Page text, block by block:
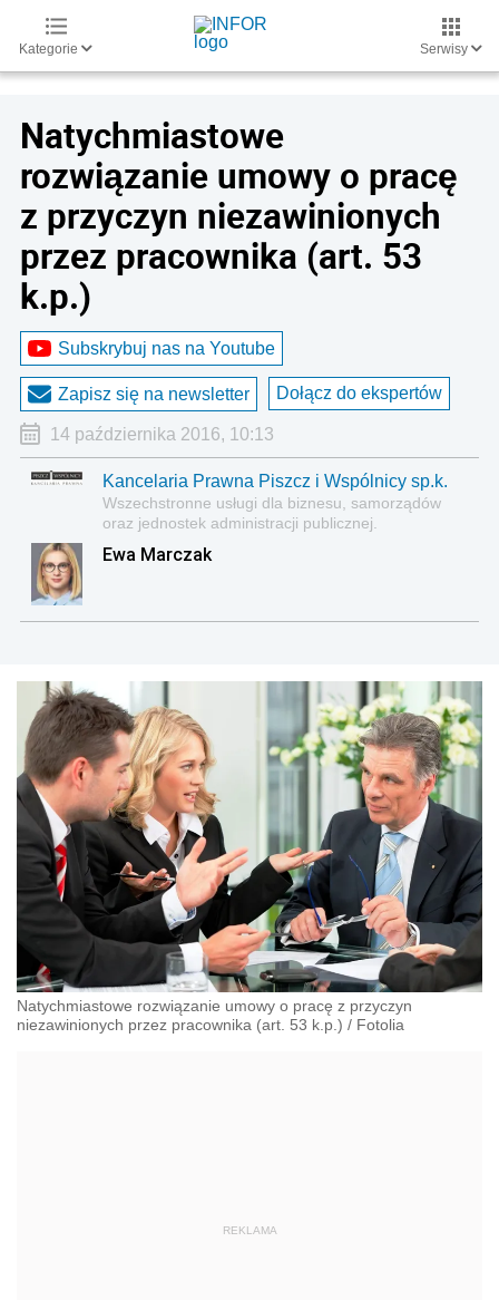
Kategorie Serwisy
Natychmiastowe
rozwiązanie umowy o pracę
z przyczyn niezawinionych
przez pracownika (art. 53
k.p.)
Subskrybuj nas na Youtube
Zapisz się na newsletter Dołącz do ekspertów
14 października 2016, 10:13
Kancelaria Prawna Piszcz i Wspólnicy sp.k.
Wszechstronne usługi dla biznesu, samorządów
oraz jednostek administracji publicznej.
Ewa Marczak
Natychmiastowe rozwiązanie umowy o pracę z przyczyn
niezawinionych przez pracownika (art. 53 k.p.) / Fotolia